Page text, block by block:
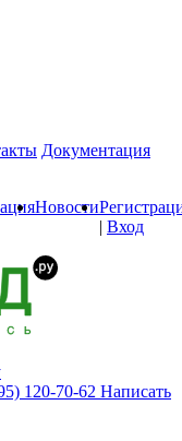
Документация
Новости
| Вход
120-70-62 Написать